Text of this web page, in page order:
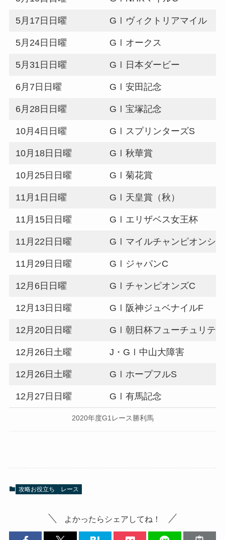
5月17日日曜 GⅠヴィクトリアマイル
5月24日日曜 GⅠオークス
5月31日日曜 GⅠ日本ダービー
6月7日日曜 GⅠ安田記念
6月28日日曜 GⅠ宝塚記念
10月4日日曜 GⅠスプリンターズS
10月18日日曜 GⅠ秋華賞
10月25日日曜 GⅠ菊花賞
11月1日日曜 GⅠ天皇賞（秋）
11月15日日曜 GⅠエリザベス女王杯
11月22日日曜 GⅠマイルチャンピオンシ
11月29日日曜 GⅠジャパンC
12月6日日曜 GⅠチャンピオンズC
12月13日日曜 GⅠ阪神ジュベナイルF
12月20日日曜 GⅠ朝日杯フューチュリテ
12月26日土曜 J・GⅠ中山大障害
12月26日土曜 GⅠホープフルS
12月27日日曜 GⅠ有馬記念
2020年度G1レース勝利馬
攻略お役立ち レース
よかったらシェアしてね！